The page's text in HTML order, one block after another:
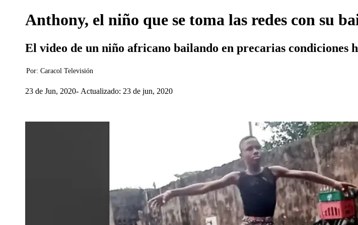
Anthony, el niño que se toma las redes con su
El video de un niño africano bailando en precarias condiciones
Por: Caracol Televisión
23 de Jun, 2020 Actualizado: 23 de jun, 2020